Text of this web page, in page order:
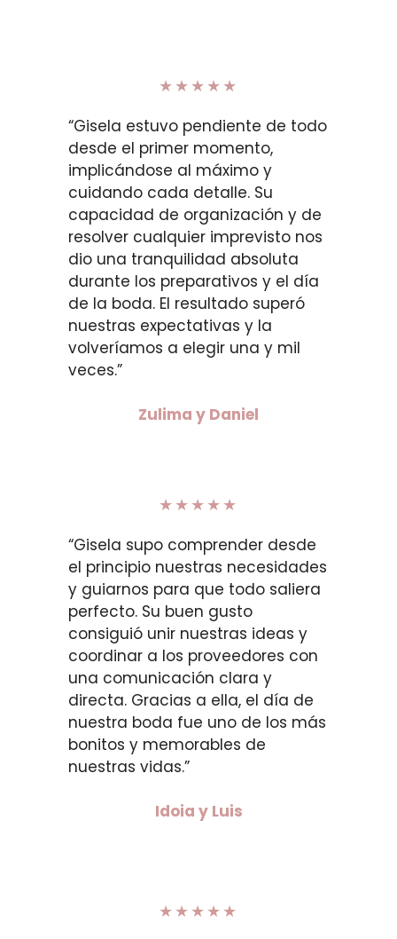
★★★★★
“Gisela estuvo pendiente de todo
desde el primer momento,
implicándose al máximo y
cuidando cada detalle. Su
capacidad de organización y de
resolver cualquier imprevisto nos
dio una tranquilidad absoluta
durante los preparativos y el día
de la boda. El resultado superó
nuestras expectativas y la
volveríamos a elegir una y mil
veces.”
Zulima y Daniel
★★★★★
“Gisela supo comprender desde
el principio nuestras necesidades
y guiarnos para que todo saliera
perfecto. Su buen gusto
consiguió unir nuestras ideas y
coordinar a los proveedores con
una comunicación clara y
directa. Gracias a ella, el día de
nuestra boda fue uno de los más
bonitos y memorables de
nuestras vidas.”
Idoia y Luis
★★★★★